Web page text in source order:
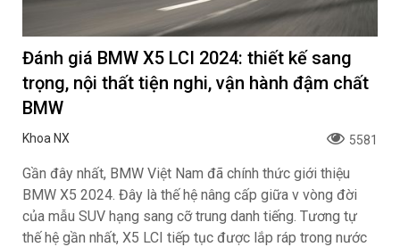
Đánh giá BMW X5 LCI 2024: thiết kế sang
trọng, nội thất tiện nghi, vận hành đậm chất
BMW
Khoa NX 5581
Gần đây nhất, BMW Việt Nam đã chính thức giới thiệu
BMW X5 2024. Đây là thế hệ nâng cấp giữa v vòng đời
của mẫu SUV hạng sang cỡ trung danh tiếng. Tương tự
thế hệ gần nhất, X5 LCI tiếp tục được lắp ráp trong nước